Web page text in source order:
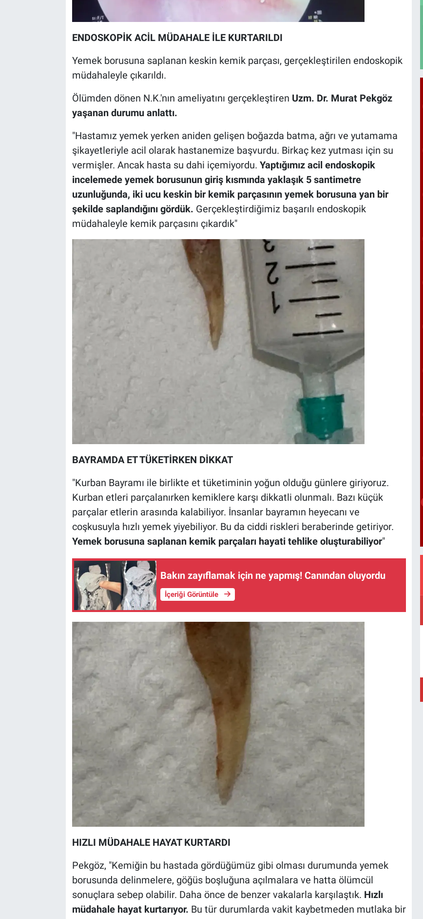
ENDOSKOPİK ACİL MÜDAHALE İLE KURTARILDI
Yemek borusuna saplanan keskin kemik parçası, gerçekleştirilen endoskopik
müdahaleyle çıkarıldı.
Ölümden dönen N.K.'nın ameliyatını gerçekleştiren Uzm. Dr. Murat Pekgöz
yaşanan durumu anlattı.
"Hastamız yemek yerken aniden gelişen boğazda batma, ağrı ve yutamama
şikayetleriyle acil olarak hastanemize başvurdu. Birkaç kez yutması için su
vermişler. Ancak hasta su dahi içemiyordu. Yaptığımız acil endoskopik
incelemede yemek borusunun giriş kısmında yaklaşık 5 santimetre
uzunluğunda, iki ucu keskin bir kemik parçasının yemek borusuna yan bir
şekilde saplandığını gördük. Gerçekleştirdiğimiz başarılı endoskopik
müdahaleyle kemik parçasını çıkardık"
BAYRAMDA ET TÜKETİRKEN DİKKAT
"Kurban Bayramı ile birlikte et tüketiminin yoğun olduğu günlere giriyoruz.
Kurban etleri parçalanırken kemiklere karşı dikkatli olunmalı. Bazı küçük
parçalar etlerin arasında kalabiliyor. İnsanlar bayramın heyecanı ve
coşkusuyla hızlı yemek yiyebiliyor. Bu da ciddi riskleri beraberinde getiriyor.
Yemek borusuna saplanan kemik parçaları hayati tehlike oluşturabiliyor"
Bakın zayıflamak için ne yapmış! Canından oluyordu
İçeriği Görüntüle
HIZLI MÜDAHALE HAYAT KURTARDI
Pekgöz, "Kemiğin bu hastada gördüğümüz gibi olması durumunda yemek
borusunda delinmelere, göğüs boşluğuna açılmalara ve hatta ölümcül
sonuçlara sebep olabilir. Daha önce de benzer vakalarla karşılaştık. Hızlı
müdahale hayat kurtarıyor. Bu tür durumlarda vakit kaybetmeden mutlaka bir